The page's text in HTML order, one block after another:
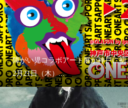
障がい児コラボアート展が神戸に
2月21日（木）...